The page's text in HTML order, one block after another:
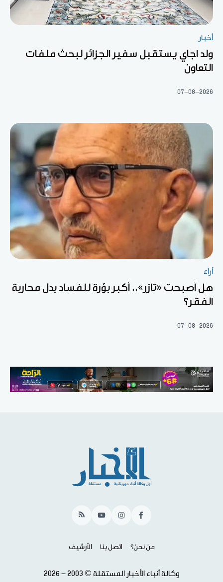
أخبار
ولد اجاي يستقبل سفير الجزائر لبحث ملفات
التعاون
07-08-2026
آراء
هل أصبحت «تآزر».. أكبر بؤرة للفساد بدل محاربة
الفقر؟
07-08-2026
Facebook
Instagram
YouTube
RSS
من نحن؟ اتصل بنا الأرشيف
وكالة أنباء الأخبار المستقلة © 2003 - 2026